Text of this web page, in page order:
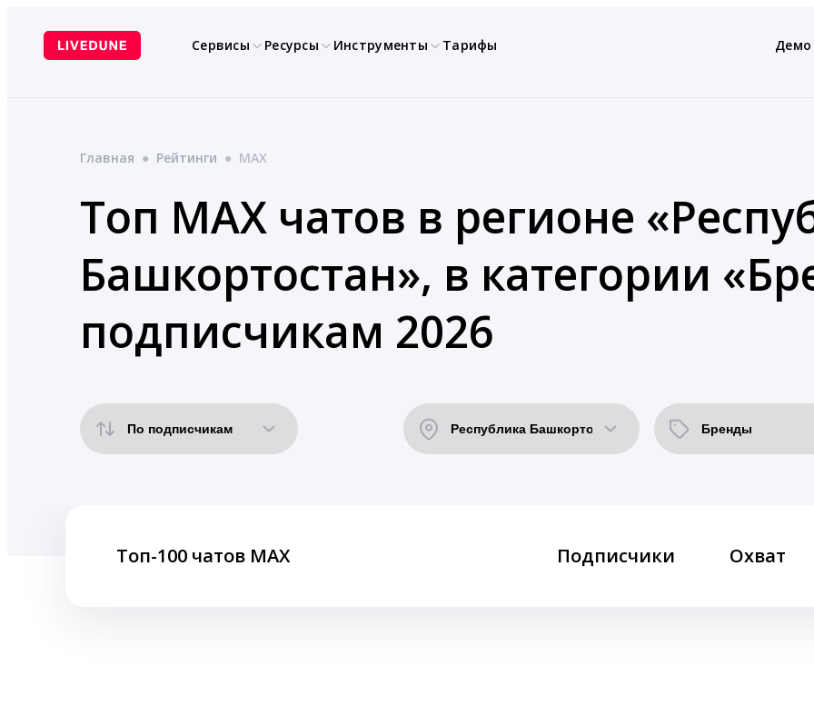
содержимому
Сервисы Ресурсы Инструменты Тарифы Демо
Главная ● Рейтинги ● MAX
Топ MAX чатов в регионе
Башкортостан», в категории
подписчикам 2026
Топ-100 чатов MAX Подписчики Охват